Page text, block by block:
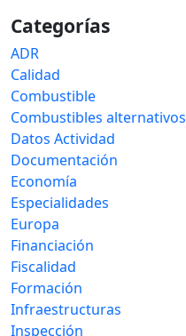
Categorías
ADR
Calidad
Combustible
Combustibles alternativos
Datos Actividad
Documentación
Economía
Especialidades
Europa
Financiación
Fiscalidad
Formación
Infraestructuras
Inspección